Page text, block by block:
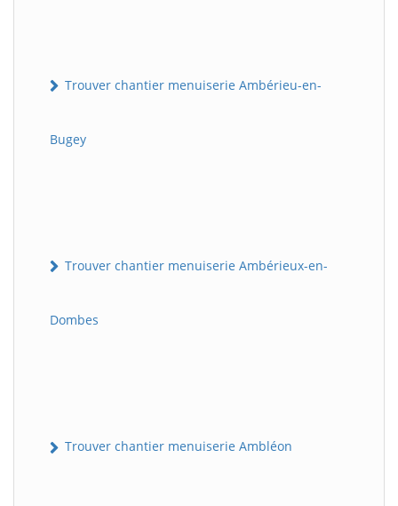
Trouver chantier menuiserie Ambérieu-en-
Bugey
Trouver chantier menuiserie Ambérieux-en-
Dombes
Trouver chantier menuiserie Ambléon